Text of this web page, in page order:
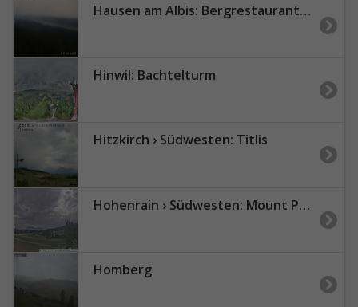
Hausen am Albis: Bergrestaurant Albishorn
Hinwil: Bachtelturm
Hitzkirch › Südwesten: Titlis
Hohenrain › Südwesten: Mount Pilatus
Homberg